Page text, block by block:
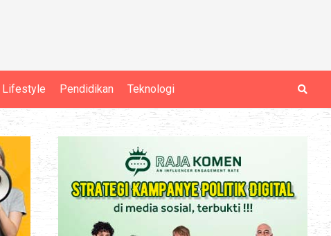
Lifestyle Pendidikan Teknologi